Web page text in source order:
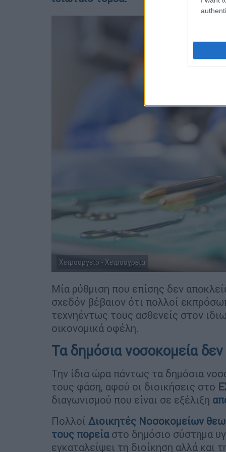
Χειρουργείο - Χειρουγρεία
Μία ρύθμιση που επίσης δεν
σχεδόν βέβαιον ότι πολλοί
τεχνηέντως τους ασθενείς στον
οικονομικά οφέλη.
Τα δημόσια νοσοκομεία
Την ίδια ώρα πάντως τα δημόσια
τους φάση, αφού οι διοικήσεις στο
διαγωνισμού που είναι σε εξέλιξη
Πολλοί Διοικητές Νοσοκομείων
τους πορείαστο δημόσιο σύστημα
εγκαταλείψει τη διοίκηση αλλά και